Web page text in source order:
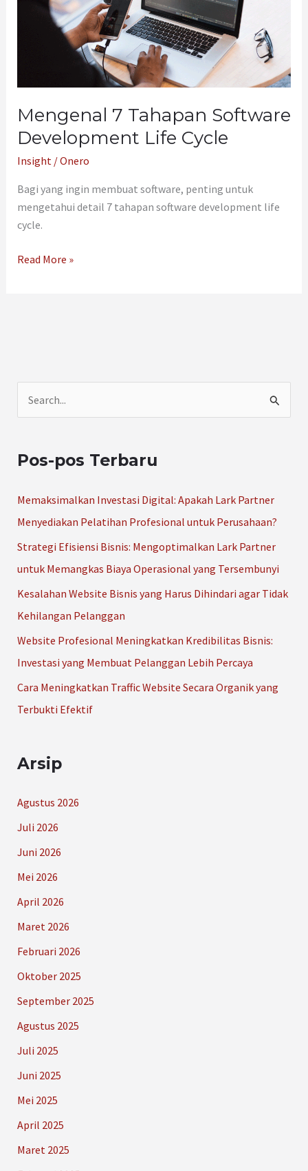
Mengenal 7 Tahapan Software
Development Life Cycle
Insight /Onero
Bagi yang ingin membuat software, penting untuk
mengetahui detail 7 tahapan software development life
cycle.
Software
Development
Read More »
i
:
Pos-pos Terbaru
Memaksimalkan Investasi Digital: Apakah Lark Partner
Menyediakan Pelatihan Profesional untuk Perusahaan?
Strategi Efisiensi Bisnis: Mengoptimalkan Lark Partner
untuk Memangkas Biaya Operasional yang Tersembunyi
Kesalahan Website Bisnis yang Harus Dihindari agar Tidak
Kehilangan Pelanggan
Website Profesional Meningkatkan Kredibilitas Bisnis:
Investasi yang Membuat Pelanggan Lebih Percaya
Cara Meningkatkan Traffic Website Secara Organik yang
Terbukti Efektif
Arsip
Agustus 2026
Juli 2026
Juni 2026
Mei 2026
April 2026
Maret 2026
Februari 2026
Oktober 2025
September 2025
Agustus 2025
Juli 2025
Juni 2025
Mei 2025
April 2025
Maret 2025